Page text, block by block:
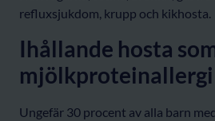
refluxsjukdom, krupp och kikhosta.
Ihållande hosta
mjölkproteinallergi
Ungefär 30 procent av alla barn